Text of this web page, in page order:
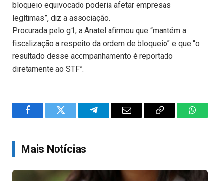
bloqueio equivocado poderia afetar empresas
legítimas”, diz a associação.
Procurada pelo g1, a Anatel afirmou que “mantém a
fiscalização a respeito da ordem de bloqueio” e que “o
resultado desse acompanhamento é reportado
diretamente ao STF”.
FacebookTwitter TelegramEmail
Copy
Mais Notícias